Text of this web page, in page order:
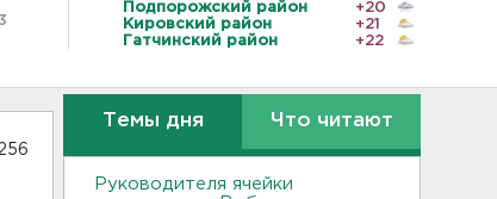
Подпорожский район
+20
Кировский район
+21
Гатчинский район
+22
Темы дня Что читают
Руководителя ячейки